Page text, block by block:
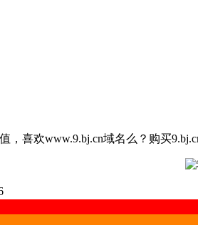
，喜欢www.9.bj.cn域名么？购买